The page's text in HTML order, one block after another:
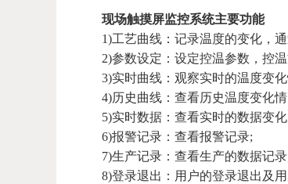
现场触摸屏监控系统主要功能
1)工艺曲线：记录温度的变化，通
2)参数设定：设定控温参数，控温
3)实时曲线：观察实时的温度变化
4)历史曲线：查看历史温度变化情
5)实时数据：查看实时的数据变化
6)报警记录：查看报警记录;
7)生产记录：查看生产的数据记录
8)登录退出：用户的登录退出及用